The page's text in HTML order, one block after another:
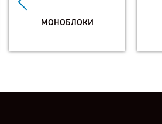
МОНОБЛОКИ